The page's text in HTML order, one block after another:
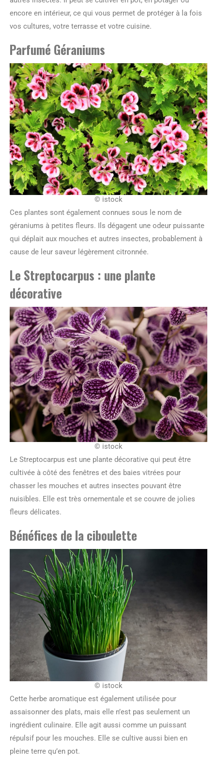
encore en intérieur, ce qui vous permet de protéger à la fois
vos cultures, votre terrasse et votre cuisine.
Parfumé Géraniums
© istock
Ces plantes sont également connues sous le nom de
géraniums à petites fleurs. Ils dégagent une odeur puissante
qui déplait aux mouches et autres insectes, probablement à
cause de leur saveur légèrement citronnée.
Le Streptocarpus : une plante
décorative
© istock
Le Streptocarpus est une plante décorative qui peut être
cultivée à côté des fenêtres et des baies vitrées pour
chasser les mouches et autres insectes pouvant être
nuisibles. Elle est très ornementale et se couvre de jolies
fleurs délicates.
Bénéfices de la ciboulette
© istock
Cette herbe aromatique est également utilisée pour
assaisonner des plats, mais elle n’est pas seulement un
ingrédient culinaire. Elle agit aussi comme un puissant
répulsif pour les mouches. Elle se cultive aussi bien en
pleine terre qu’en pot.